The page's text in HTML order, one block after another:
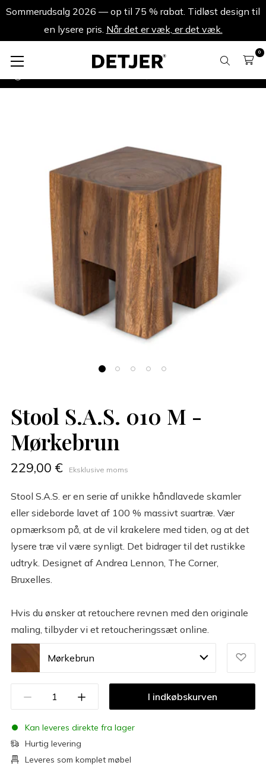
Sommerudsalg 2026 — op til 75 % rabat. Tidløst design til
en lysere pris. Når det er væk, er det væk.
0
Stool S.A.S. 010 M -
Mørkebrun
229,00 € Eksklusive moms
Stool S.A.S. er en serie af unikke håndlavede skamler
eller sideborde lavet af 100 % massivt suartræ. Vær
opmærksom på, at de vil krakelere med tiden, og at det
lysere træ vil være synligt. Det bidrager til det rustikke
udtryk. Designet af Andrea Lennon, The Corner,
Bruxelles.
Hvis du ønsker at retouchere revnen med den originale
maling, tilbyder vi et retoucheringssæt online.
Mørkebrun
I indkøbskurven
Kan leveres direkte fra lager
Hurtig levering
Leveres som komplet møbel